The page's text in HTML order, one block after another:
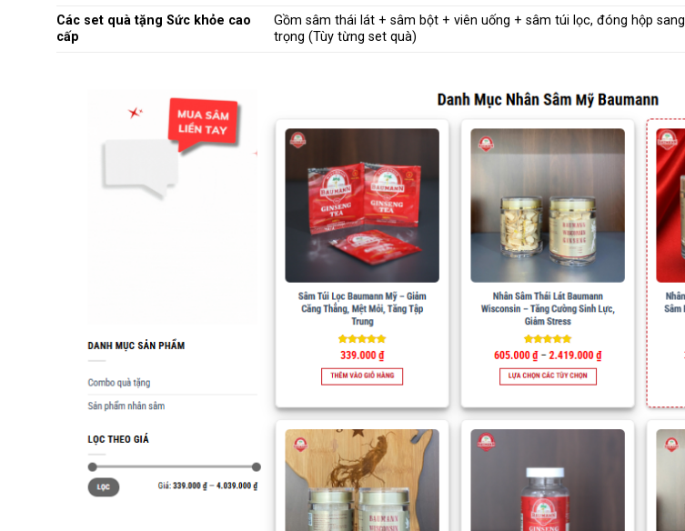
Các set quà tặng Sức khỏe cao
cấp
Gồm sâm thái lát + sâm bột + viên uống + sâm túi lọc, đóng hộp sang
trọng (Tùy từng set quà)